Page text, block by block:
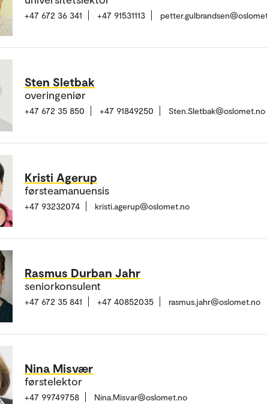
+47 672 36 341 +47 91531113
Sten Sletbak
overingeniør
+47 672 35 850 +47 91849250 Sten.Sletbak@oslomet.no
Kristi Agerup
førsteamanuensis
+47 93232074 kristi.agerup@oslomet.no
Rasmus Durban Jahr
seniorkonsulent
+47 672 35 841 +47 40852035 rasmus.jahr@oslomet.no
Nina Misvær
førstelektor
+47 99749758 Nina.Misvar@oslomet.no